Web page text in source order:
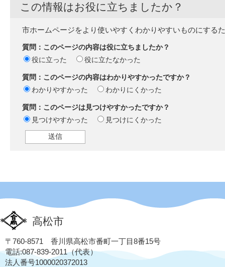
この情報はお役に立ちましたか？
市ホームページをより使いやすくわかりやすいものにする
質問：このページの内容は役に立ちましたか？
役に立った
役に立たなかった
質問：このページの内容はわかりやすかったですか？
わかりやすかった
わかりにくかった
質問：このページは見つけやすかったですか？
見つけやすかった
見つけにくかった
高松市
〒760-8571 香川県高松市番町一丁目8番15号
電話:087-839-2011（代表）
法人番号1000020372013